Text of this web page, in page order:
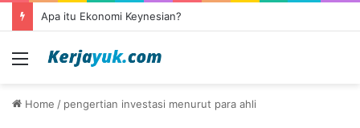
Apa itu Ekonomi Keynesian?
Menu
Home / pengertian investasi menurut para ahli